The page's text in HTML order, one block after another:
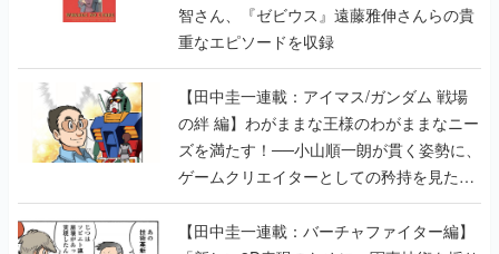
智さん、『ゼビウス』遠藤雅伸さんらの貴
重なエピソードを収録
【田中圭一連載：アイマス/ガンダム 戦場
の絆 編】わがままな王様のわがままなニー
ズを満たす！──小山順一朗が貫く姿勢に、
ゲームクリエイターとしての矜持を見た
【若ゲのいたり最終回】
【田中圭一連載：バーチャファイター編】